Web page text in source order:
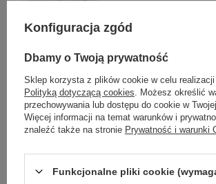
One size 2016103531608
Konfiguracja zgód
Dbamy o Twoją prywatność
Sklep korzysta z plików cookie w celu realizacji
Polityką dotyczącą cookies . Możesz określić
przechowywania lub dostępu do cookie w
Więcej informacji na temat warunków i
znaleźć także na stronie Prywatność i warunki
Funkcjonalne pliki cookie